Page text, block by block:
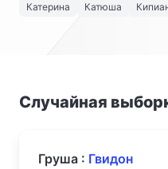
Катерина
Катюша
Случайная
Груша : Гвидон